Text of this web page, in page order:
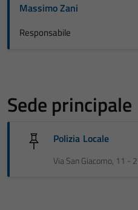
Massimo Zani
Responsabile
Sede principale
Polizia Locale
Via San Giacomo, 11 -